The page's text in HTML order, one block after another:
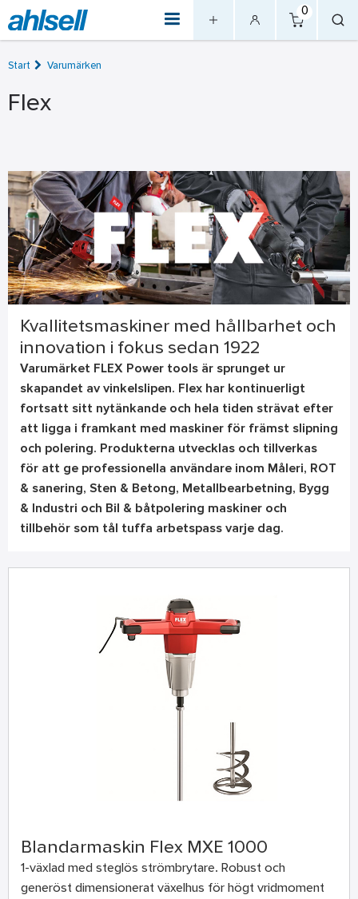
0
Start Varumärken
Flex
Kvallitetsmaskiner med hållbarhet och
innovation i fokus sedan 1922
Varumärket FLEX Power tools är sprunget ur
skapandet av vinkelslipen. Flex har kontinuerligt
fortsatt sitt nytänkande och hela tiden strävat efter
att ligga i framkant med maskiner för främst slipning
och polering. Produkterna utvecklas och tillverkas
för att ge professionella användare inom Måleri, ROT
& sanering, Sten & Betong, Metallbearbetning, Bygg
& Industri och Bil & båtpolering maskiner och
tillbehör som tål tuffa arbetspass varje dag.
Blandarmaskin Flex MXE 1000
1-växlad med steglös strömbrytare. Robust och
generöst dimensionerat växelhus för högt vridmoment